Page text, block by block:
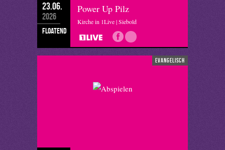
23.06.
2026
floatend
Power Up Pilz
Kirche in 1Live | Siebold
evangelisch